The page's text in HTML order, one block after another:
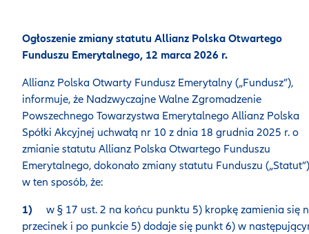
Ogłoszenie zmiany statutu Allianz Polska Otwartego
Funduszu Emerytalnego, 12 marca 2026 r.
Allianz Polska Otwarty Fundusz Emerytalny („Fundusz”),
informuje, że Nadzwyczajne Walne Zgromadzenie
Powszechnego Towarzystwa Emerytalnego Allianz Polska
Spółki Akcyjnej uchwałą nr 10 z dnia 18 grudnia 2025 r. o
zmianie statutu Allianz Polska Otwartego Funduszu
Emerytalnego, dokonało zmiany statutu Funduszu („Statut”)
w ten sposób, że:
1) w § 17 ust. 2 na końcu punktu 5) kropkę zamienia się
przecinek i po punkcie 5) dodaje się punkt 6) w